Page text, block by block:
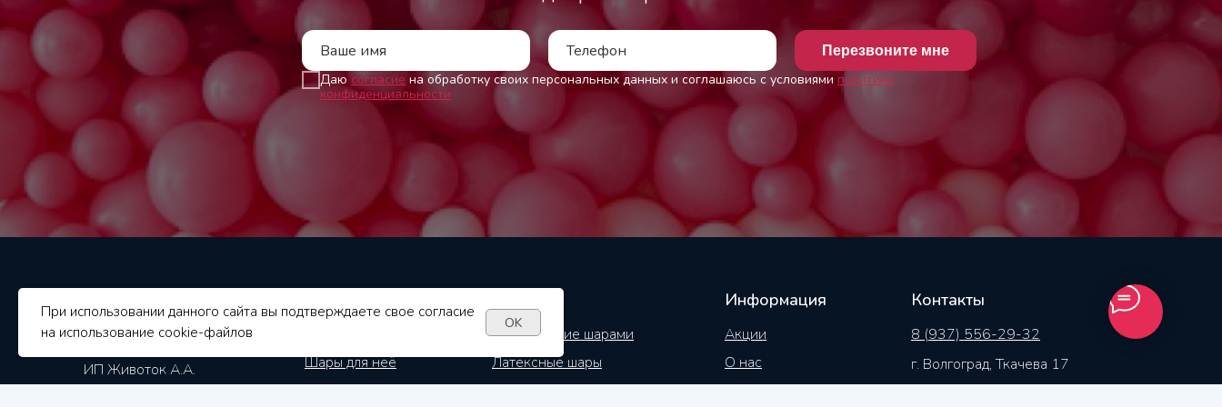
Даю согласие на обработку своих персональных данных и соглашаюсь с условиями политики
конфиденциальности
Перезвоните мне
Шары для неё
Оформление шарами
Латексные шары
Фольгированные шары
Шары для него
Информация
Акции
О нас
Доставка и Оплата
Контакты
8 (937) 556-29-32
г. Волгоград, Ткачева 17
ИП Животок А.А.
При использовании данного сайта вы подтверждаете свое согласие
на использование cookie-файлов
OK